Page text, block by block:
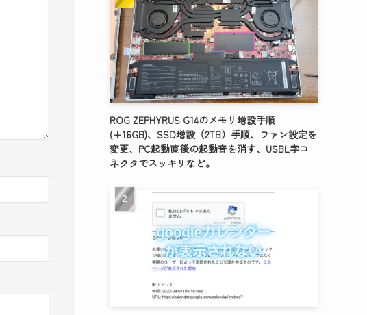
ROG ZEPHYRUS G14のメモリ増設手順
(+16GB)、SSD増設（2TB）手順、ファン設定を
変更、PC起動直後の起動音を消す、USBL字コ
ネクタでスッキリなど。